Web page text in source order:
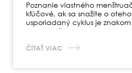
Poznanie vlastného
kľúčové, ak sa snažíte o
usporiadaný cyklus je
reprodukčného systému a
ČÍTAŤ VIAC